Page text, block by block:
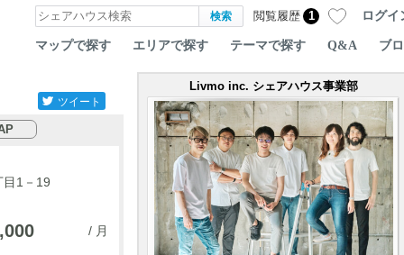
閲覧履歴 1 ログイ
マップで探す エリアで探す テーマで探す Q&A ブ
ツイート
目1－19
/ 月
Livmo inc. シェアハウス事業部